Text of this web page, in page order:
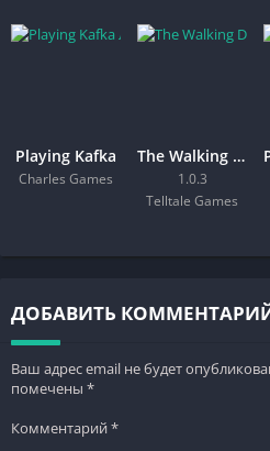
Playing Kafka
Charles Games
The Walking Dead: The Final Season
1.0.3
Telltale Games
ДОБАВИТЬ
Ваш адрес email не будет
помечены *
Комментарий*